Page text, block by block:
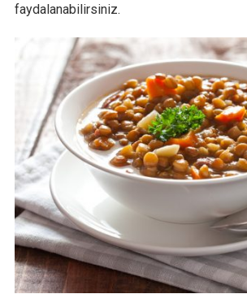
faydalanabilirsiniz.